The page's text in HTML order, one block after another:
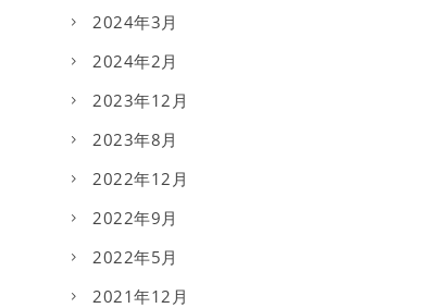
2024年3月
2024年2月
2023年12月
2023年8月
2022年12月
2022年9月
2022年5月
2021年12月